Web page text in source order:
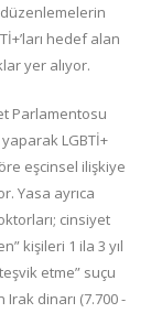
düzenlemelerin
hedef alan
yer alıyor.
Parlamentosu
LGBTİ+
eşcinsel ilişkiye
Yasa ayrıca
cinsiyet
kişileri 1 ila 3 yıl
etme” suçu
Irak dinarı (7.700 -